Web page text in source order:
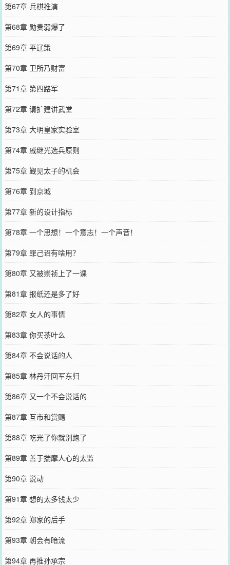
第67章 兵棋推演
第68章 勋贵弱爆了
第69章 平辽策
第70章 卫所乃财富
第71章 第四路军
第72章 请扩建讲武堂
第73章 大明皇家实验室
第74章 戚继光选兵原则
第75章 觐见太子的机会
第76章 到京城
第77章 新的设计指标
第78章 一个思想！一个意志！一个声音！
第79章 罪己诏有啥用？
第80章 又被崇祯上了一课
第81章 报纸还是多了好
第82章 女人的事情
第83章 你买茶叶么
第84章 不会说话的人
第85章 林丹汗回军东归
第86章 又一个不会说话的
第87章 互市和赏赐
第88章 吃光了你就别跑了
第89章 善于揣摩人心的太监
第90章 说动
第91章 想的太多钱太少
第92章 郑家的后手
第93章 朝会有暗流
第94章 再推孙承宗